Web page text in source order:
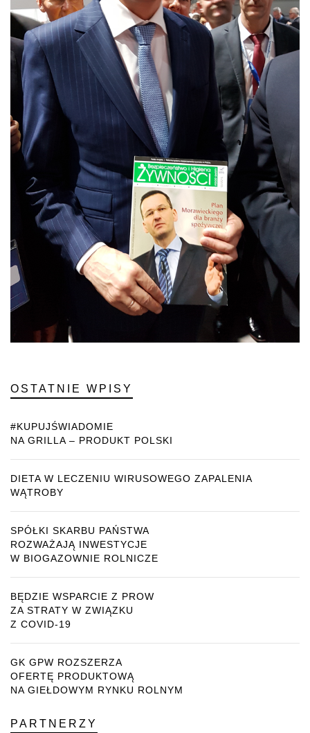
OSTATNIE WPISY
#KUPUJŚWIADOMIE
NA GRILLA – PRODUKT POLSKI
DIETA W LECZENIU WIRUSOWEGO ZAPALENIA
WĄTROBY
SPÓŁKI SKARBU PAŃSTWA
ROZWAŻAJĄ INWESTYCJE
W BIOGAZOWNIE ROLNICZE
BĘDZIE WSPARCIE Z PROW
ZA STRATY W ZWIĄZKU
Z COVID-19
GK GPW ROZSZERZA
OFERTĘ PRODUKTOWĄ
NA GIEŁDOWYM RYNKU ROLNYM
PARTNERZY